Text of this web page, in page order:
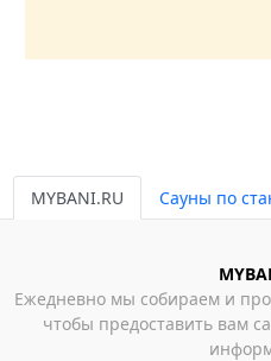
MYBANI.RU Сауны по
Ежедневно мы собираем и
чтобы предоставить вам